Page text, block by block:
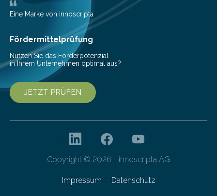
Wissenschaftler dazu veranlasst, innovative Wege zur
Senkung des Energieverbrauchs zu erforschen. Neuer
Ansatz für Smartphones und Supercomputer
gleichermaßen geeignet…
Eine Marke von innoscripta
Fördermittelprüfung
Nutzen Sie das Förderpotenzial
in Ihrem Unternehmen optimal aus?
JETZT PRÜFEN
Copyright © 2026 - innoscripta AG
Impressum Datenschutz